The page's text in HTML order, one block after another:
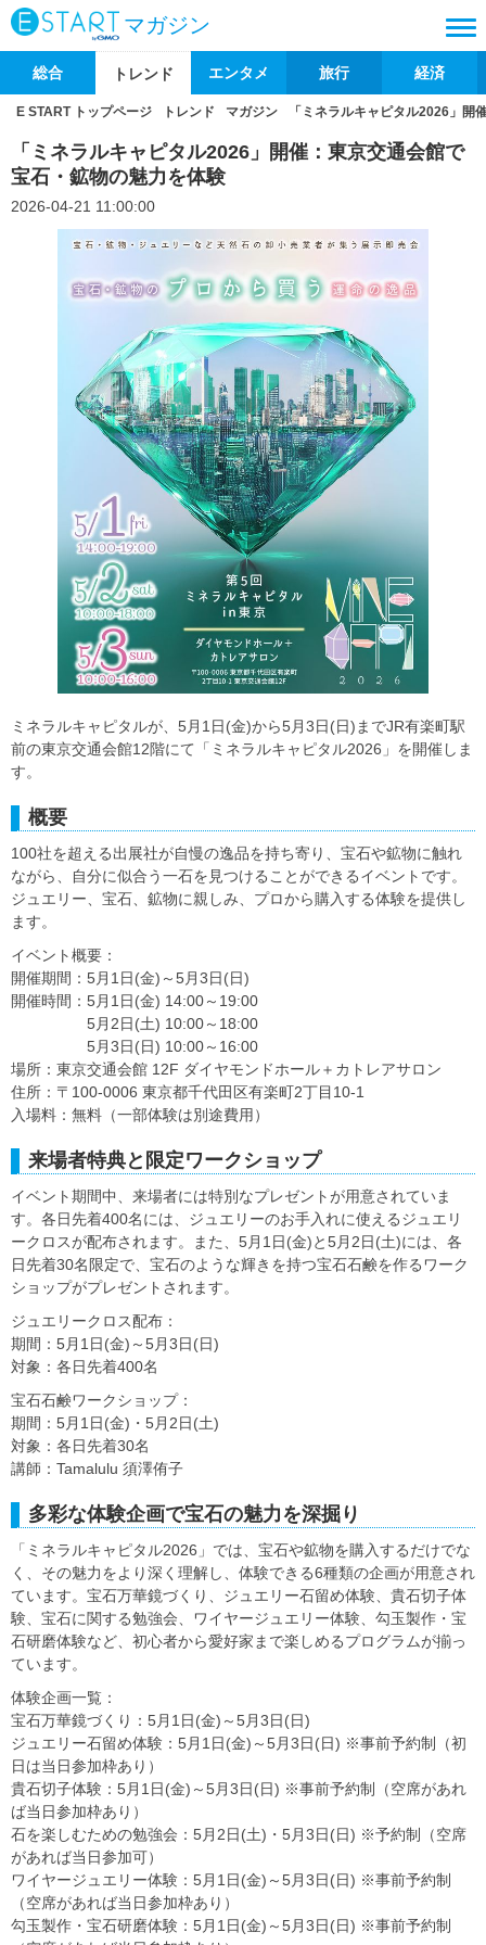
マガジン
総合 トレンド エンタメ 旅行 経済
E START トップページ トレンド マガジン 「ミネラルキャピタル2026」開
「ミネラルキャピタル2026」開催：東京交通会館で
宝石・鉱物の魅力を体験
2026-04-21 11:00:00
ミネラルキャピタルが、5月1日(金)から5月3日(日)までJR有楽町駅
前の東京交通会館12階にて「ミネラルキャピタル2026」を開催しま
す。
概要
100社を超える出展社が自慢の逸品を持ち寄り、宝石や鉱物に触れ
ながら、自分に似合う一石を見つけることができるイベントです。
ジュエリー、宝石、鉱物に親しみ、プロから購入する体験を提供し
ます。
イベント概要：
開催期間：5月1日(金)～5月3日(日)
開催時間：5月1日(金) 14:00～19:00
5月2日(土) 10:00～18:00
5月3日(日) 10:00～16:00
場所：東京交通会館 12F ダイヤモンドホール＋カトレアサロン
住所：〒100-0006 東京都千代田区有楽町2丁目10-1
入場料：無料（一部体験は別途費用）
来場者特典と限定ワークショップ
イベント期間中、来場者には特別なプレゼントが用意されていま
す。各日先着400名には、ジュエリーのお手入れに使えるジュエリ
ークロスが配布されます。また、5月1日(金)と5月2日(土)には、各
日先着30名限定で、宝石のような輝きを持つ宝石石鹸を作るワーク
ショップがプレゼントされます。
ジュエリークロス配布：
期間：5月1日(金)～5月3日(日)
対象：各日先着400名
宝石石鹸ワークショップ：
期間：5月1日(金)・5月2日(土)
対象：各日先着30名
講師：Tamalulu 須澤侑子
多彩な体験企画で宝石の魅力を深掘り
「ミネラルキャピタル2026」では、宝石や鉱物を購入するだけでな
く、その魅力をより深く理解し、体験できる6種類の企画が用意され
ています。宝石万華鏡づくり、ジュエリー石留め体験、貴石切子体
験、宝石に関する勉強会、ワイヤージュエリー体験、勾玉製作・宝
石研磨体験など、初心者から愛好家まで楽しめるプログラムが揃っ
ています。
体験企画一覧：
宝石万華鏡づくり：5月1日(金)～5月3日(日)
ジュエリー石留め体験：5月1日(金)～5月3日(日) ※事前予約制（初
日は当日参加枠あり）
貴石切子体験：5月1日(金)～5月3日(日) ※事前予約制（空席があれ
ば当日参加枠あり）
石を楽しむための勉強会：5月2日(土)・5月3日(日) ※予約制（空席
があれば当日参加可）
ワイヤージュエリー体験：5月1日(金)～5月3日(日) ※事前予約制
（空席があれば当日参加枠あり）
勾玉製作・宝石研磨体験：5月1日(金)～5月3日(日) ※事前予約制